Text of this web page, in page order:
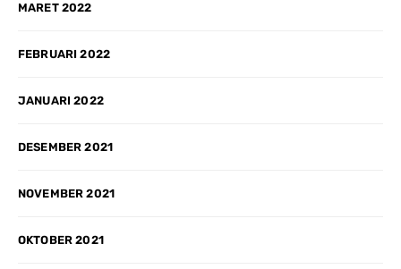
MARET 2022
FEBRUARI 2022
JANUARI 2022
DESEMBER 2021
NOVEMBER 2021
OKTOBER 2021